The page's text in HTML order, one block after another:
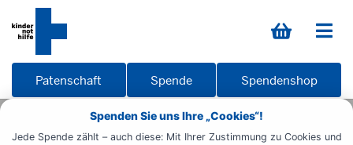
Spenden Sie uns Ihre „Cookies“!
Jede Spende zählt – auch diese: Mit Ihrer Zustimmung zu Cookies und
Patenschaft Spende Spendenshop
Startseite Informieren Materialien
Übersicht